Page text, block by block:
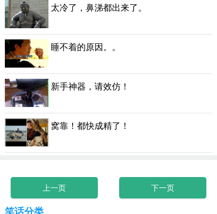
太冷了，鼻涕都出来了。
睡不着的原因。。
新手神器，请效仿！
窝靠！都快成精了！
上一页 下一页
笑话分类